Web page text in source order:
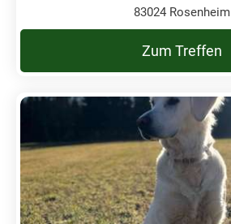
83024 Rosenheim
Zum Treffen